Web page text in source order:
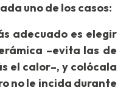
uno de los casos:
adecuado es elegir
–evita las de
el calor–, y colócala
no le incida durante